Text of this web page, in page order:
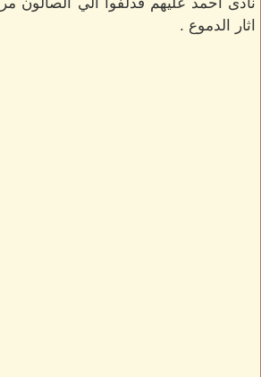
اثار الدموع .